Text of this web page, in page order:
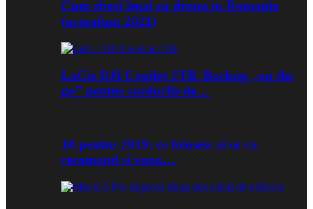
Cum zbori legal cu drona in Romania
(actualizat 2021)
LaCie DJI Copilot 2TB. Backup „on the
go” pentru cardurile de…
10 pentru 2019: ce folosesc si ce va
recomand si voua…